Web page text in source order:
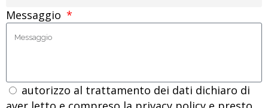
Messaggio
autorizzo al trattamento dei dati dichiaro di